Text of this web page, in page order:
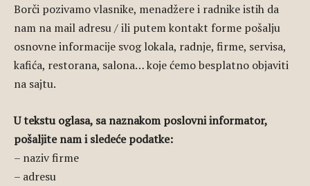
Borči pozivamo vlasnike, menadžere i radnike istih da
nam na mail adresu / ili putem kontakt forme pošalju
osnovne informacije svog lokala, radnje, firme, servisa,
kafića, restorana, salona… koje ćemo besplatno objaviti
na sajtu.
U tekstu oglasa, sa naznakom poslovni informator,
pošaljite nam i sledeće podatke:
– naziv firme
– adresu